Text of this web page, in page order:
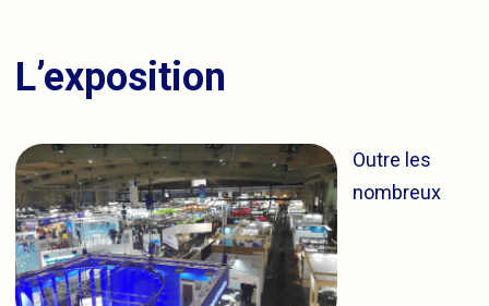
L’exposition
Outre les
nombreux